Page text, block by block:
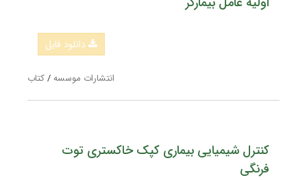
دانلود فایل
انتشارات موسسه/کتاب
کنترل شیمیایی بیماری کپک خاکستری توت
فرنگی